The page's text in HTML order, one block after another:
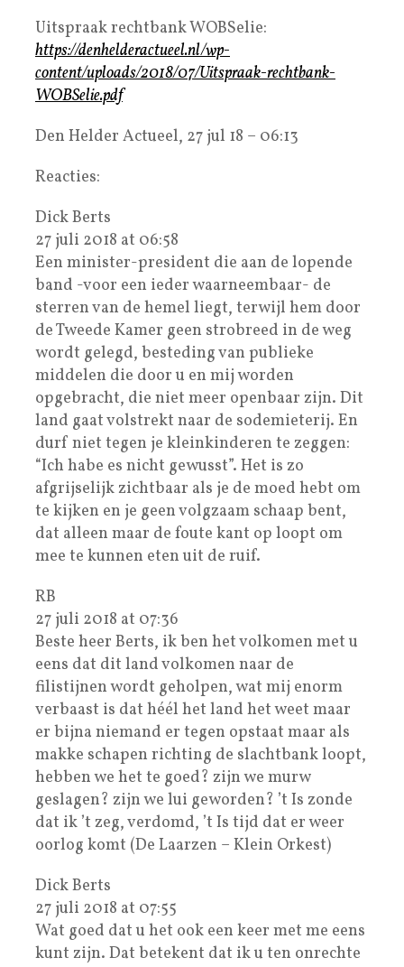
Uitspraak rechtbank WOBSelie:
https://denhelderactueel.nl/wp-
content/uploads/2018/07/Uitspraak-rechtbank-
WOBSelie.pdf
Den Helder Actueel, 27 jul 18 – 06:13
Reacties:
Dick Berts
27 juli 2018 at 06:58
Een minister-president die aan de lopende
band -voor een ieder waarneembaar- de
sterren van de hemel liegt, terwijl hem door
de Tweede Kamer geen strobreed in de weg
wordt gelegd, besteding van publieke
middelen die door u en mij worden
opgebracht, die niet meer openbaar zijn. Dit
land gaat volstrekt naar de sodemieterij. En
durf niet tegen je kleinkinderen te zeggen:
“Ich habe es nicht gewusst”. Het is zo
afgrijselijk zichtbaar als je de moed hebt om
te kijken en je geen volgzaam schaap bent,
dat alleen maar de foute kant op loopt om
mee te kunnen eten uit de ruif.
RB
27 juli 2018 at 07:36
Beste heer Berts, ik ben het volkomen met u
eens dat dit land volkomen naar de
filistijnen wordt geholpen, wat mij enorm
verbaast is dat héél het land het weet maar
er bijna niemand er tegen opstaat maar als
makke schapen richting de slachtbank loopt,
hebben we het te goed? zijn we murw
geslagen? zijn we lui geworden? ’t Is zonde
dat ik ’t zeg, verdomd, ’t Is tijd dat er weer
oorlog komt (De Laarzen – Klein Orkest)
Dick Berts
27 juli 2018 at 07:55
Wat goed dat u het ook een keer met me eens
kunt zijn. Dat betekent dat ik u ten onrechte